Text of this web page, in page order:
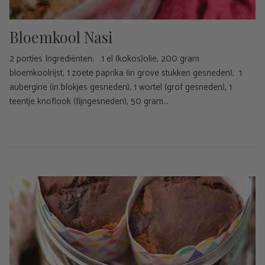
Bloemkool Nasi
2 porties Ingrediënten: 1 el (kokos)olie, 200 gram
bloemkoolrijst, 1 zoete paprika (in grove stukken gesneden), 1
aubergine (in blokjes gesneden), 1 wortel (grof gesneden), 1
teentje knoflook (fijngesneden), 50 gram...